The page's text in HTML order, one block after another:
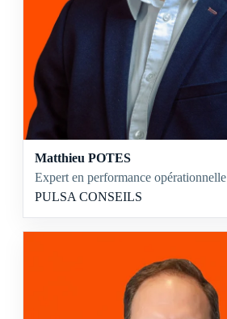
Matthieu POTES
Expert en performance opérationnelle
PULSA CONSEILS